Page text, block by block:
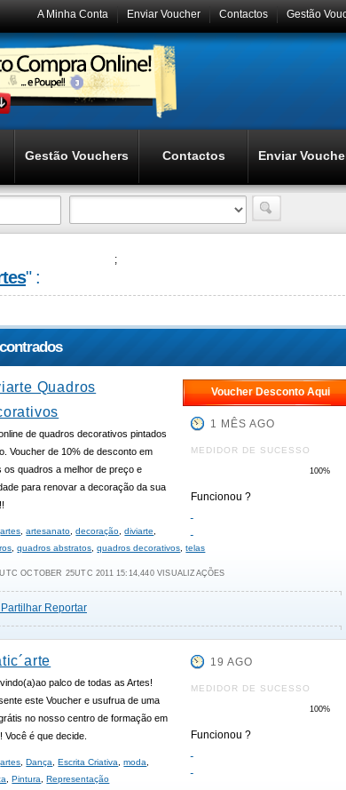
Gestão
Contactos
Enviar Voucher
A Minha Conta
Gestão Vouchers Contactos Enviar
;
" :
Voucher Desconto Aqui
1 MÊS AGO
MEDIDOR DE SUCESSO
100%
Funcionou ?
Quadros
de quadros decorativos pintados
Voucher de 10% de desconto em
os quadros a melhor de preço e
para renovar a decoração da sua
,artes ,artesanato ,decoração ,diviarte
,quadros abstratos ,quadros decorativos ,telas
OCTOBER 25UTC 2011 15:14,440 VISUALIZAÇÕES
Partilhar Reportar
19 AGO
MEDIDOR DE SUCESSO
100%
Funcionou ?
palco de todas as Artes!
este Voucher e usufrua de uma
no nosso centro de formação em
Você é que decide.
,artes ,Dança ,Escrita Criativa ,moda
,Pintura ,Representação